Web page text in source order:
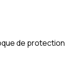
de protection